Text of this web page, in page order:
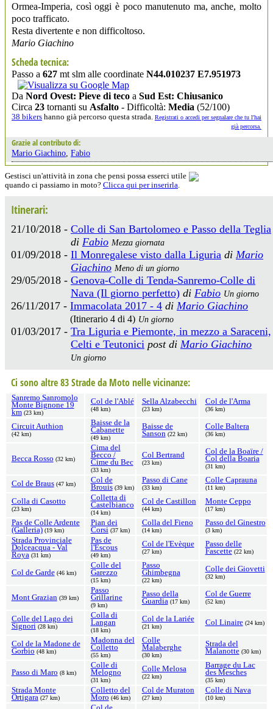
Ormea-Imperia, così oggi è poco manutenuto ma, anche, molto
poco trafficato.
Resta divertente e non difficoltoso.
Mario Giachino
Scheda tecnica:
Passo a 627 mt slm alle coordinate N44.010237 E7.951973
Da Nord Ovest: Pieve di teco a Sud Est: Chiusanico
Circa 23 tornanti su Asfalto - Difficoltà: Media (52/100)
38 bikers hanno già percorso questa strada. Registrati o accedi per segnalare che tu l'hai
già percorsa.
Grazie al contributo di:
Mario Giachino Fabio
Gestisci un'attività in zona che pensi possa esserci utile
quando ci passiamo in moto? Clicca qui per inserirla.
Itinerari:
21/10/2018 - Colle di San Bartolomeo e Passo della Teglia
di Fabio Mezza giornata
01/09/2018 - Il Monregalese visto dalla Liguria di Mario
Giachino Meno di un giorno
29/05/2018 - Genova-Colle di Tenda-Sanremo-Colle di
Nava (Il giorno perfetto) di Fabio Un giorno
26/11/2017 - Immacolata 2017 - 4 di Mario Giachino
(Itinerario 4 di 4) Un giorno
01/03/2017 - Tra Liguria e Piemonte, in mezzo a Saraceni,
Celti e Teutonici post di Mario Giachino
Un giorno
Ci sono altre 83 Strade da Moto nelle vicinanze:
Sanremo Sanromolo
Monte Bignone 19
km (23 km)
Col de l'Ablé
(48 km)
Sella Alzabecchi
(23 km)
Col de l'Arma
(36 km)
Circuit Authion
(42 km)
Baisse de la
Cabanette
(49 km)
Baisse de
Sanson (22 km)
Colle Baltera
(36 km)
Becca Rosso (32 km)
Cima del
Becco /
Cime du Bec
(33 km)
Col Bertrand
(23 km)
Col de la Boaïre /
Col della Boaria
(31 km)
Col de Braus (47 km)
Col de
Brouis (39 km)
Passo di Cane
(33 km)
Colle Caprauna
(11 km)
Colla di Casotto
(23 km)
Colletta di
Castelbianco
(14 km)
Col de Castillon
(44 km)
Monte Ceppo
(17 km)
Pas de Colle Ardente
(Galleria) (19 km)
Pian dei
Corsi (37 km)
Colla del Fieno
(14 km)
Passo del Ginestro
(3 km)
Strada Provinciale
Dolceacqua - Val
Roya (31 km)
Pas de
l'Escous
(49 km)
Col de l'Evèque
(27 km)
Passo delle
Fascette (22 km)
Col de Garde (46 km)
Colle del
Garezzo
(15 km)
Passo
Ghimbegna
(22 km)
Colle dei Giovetti
(32 km)
Mont Grazian (39 km)
Passo
Grillarine
(9 km)
Passo della
Guardia (17 km)
Col de Guerre
(52 km)
Colle del Lago dei
Signori (28 km)
Colla di
Langan
(18 km)
Col de la Lariée
(21 km) Col Linaire (24 km)
Col de la Madone de
Gorbio (48 km)
Madonna del
Colletto
(55 km)
Colle
Malaberghe
(30 km)
Strada del
Malanotte (30 km)
Passo di Maro (8 km)
Colle di
Melogno
(31 km)
Colle Melosa
(22 km)
Barrage du Lac
des Mesches
(35 km)
Strada Monte
Ortigara (27 km)
Colletto del
Moro (46 km)
Col de Muraton
(27 km)
Colle di Nava
(10 km)